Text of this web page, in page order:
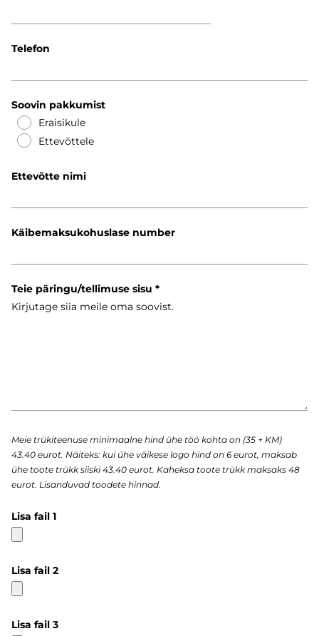
Telefon
Soovin pakkumist
Eraisikule
Ettevõttele
Ettevõtte nimi
Käibemaksukohuslase number
Teie päringu/tellimuse sisu
Meie trükiteenuse minimaalne hind ühe töö kohta on (35 + KM)
43.40 eurot. Näiteks: kui ühe väikese logo hind on 6 eurot, maksab
ühe toote trükk siiski 43.40 eurot. Kaheksa toote trükk maksaks 48
eurot. Lisanduvad toodete hinnad.
Lisa fail 1
Lisa fail 2
Lisa fail 3